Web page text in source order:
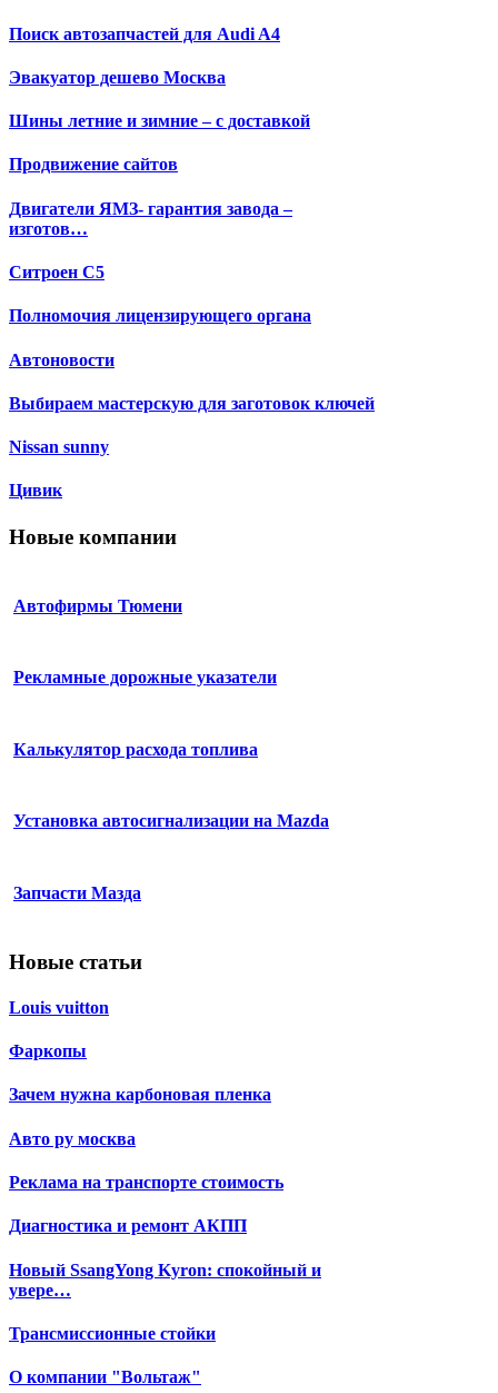
Поиск автозапчастей для Audi A4
Эвакуатор дешево Москва
Шины летние и зимние – с доставкой
Продвижение сайтов
Двигатели ЯМЗ- гарантия завода –
изготов…
Ситроен С5
Полномочия лицензирующего органа
Автоновости
Выбираем мастерскую для заготовок ключей
Nissan sunny
Цивик
Новые компании
Автофирмы Тюмени
Рекламные дорожные указатели
Калькулятор расхода топлива
Установка автосигнализации на Mazda
Запчасти Мазда
Новые статьи
Louis vuitton
Фаркопы
Зачем нужна карбоновая пленка
Авто ру москва
Реклама на транспорте стоимость
Диагностика и ремонт АКПП
Новый SsangYong Kyron: спокойный и
увере…
Трансмиссионные стойки
О компании "Вольтаж"